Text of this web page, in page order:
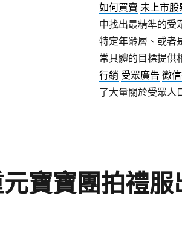
如何買賣 未上市股
中找出最精準的受
特定年齡層、或者
常具體的目標提供
行銷 受眾廣告 微
了大量關於受眾人
寶寶團拍禮